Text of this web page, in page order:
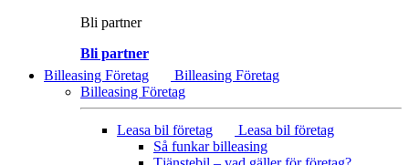
Bli partner
Bli partner
Billeasing Företag
Billeasing Företag
Billeasing Företag
Leasa bil företag
Leasa bil företag
Så funkar billeasing